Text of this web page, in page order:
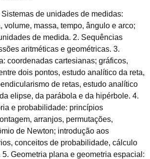
Sistemas de unidades de medidas:
volume, massa, tempo, ângulo e arco;
de medida. 2. Sequências
aritméticas e geométricas. 3.
coordenadas cartesianas; gráficos,
dois pontos, estudo analítico da reta,
de retas, estudo analítico
elipse, da parábola e da hipérbole. 4.
e probabilidade: princípios
arranjos, permutações,
de Newton; introdução aos
conceitos de probabilidade, cálculo
Geometria plana e geometria espacial: